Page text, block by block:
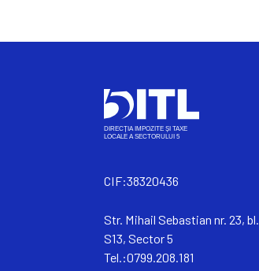
CIF:38320436
Str. Mihail Sebastian nr. 23, bl.
S13, Sector 5
Tel.:0799.208.181